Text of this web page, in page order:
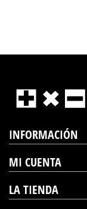
INFORMACIÓN
MI CUENTA
LA TIENDA